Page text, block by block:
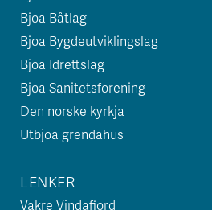
Bjoa Båtlag
Bjoa Bygdeutviklingslag
Bjoa Idrettslag
Bjoa Sanitetsforening
Den norske kyrkja
Utbjoa grendahus
LENKER
Vakre Vindafjord